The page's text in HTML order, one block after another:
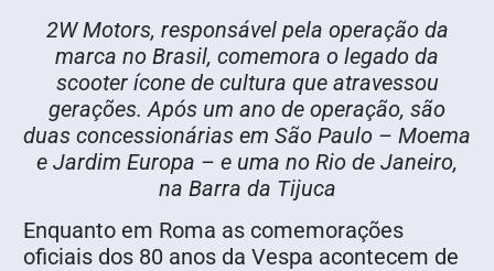
2W Motors, responsável pela operação da
marca no Brasil, comemora o legado da
scooter ícone de cultura que atravessou
gerações. Após um ano de operação, são
duas concessionárias em São Paulo – Moema
e Jardim Europa – e uma no Rio de Janeiro,
na Barra da Tijuca
Enquanto em Roma as comemorações
oficiais dos 80 anos da Vespa acontecem de